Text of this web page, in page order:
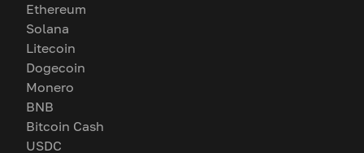
Ethereum
Solana
Litecoin
Dogecoin
Monero
BNB
Bitcoin Cash
USDC